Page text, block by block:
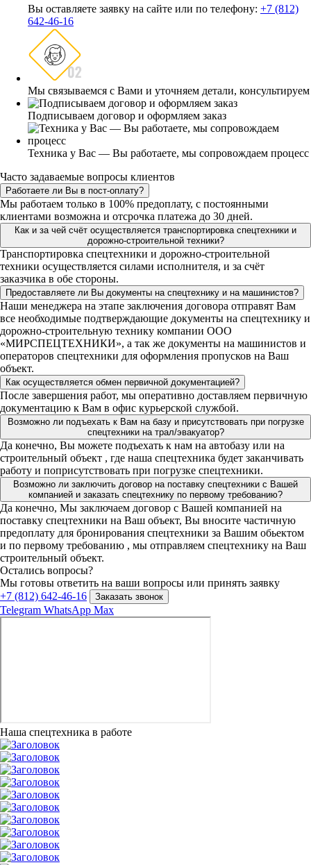
Вы оставляете заявку на сайте или по телефону: +7 (812)
642-46-16
Мы связываемся с Вами и уточняем детали, консультируем
Подписываем договор и оформляем заказ
Техника у Вас — Вы работаете, мы сопровождаем процесс
Часто задаваемые вопросы клиентов
Работаете ли Вы в пост-оплату?
Мы работаем только в 100% предоплату, с постоянными
клиентами возможна и отсрочка платежа до 30 дней.
Как и за чей счёт осуществляется транспортировка спецтехники и
дорожно-строительной техники?
Транспортировка спецтехники и дорожно-строительной
техники осуществляется силами исполнителя, и за счёт
заказчика в обе стороны.
Предоставляете ли Вы документы на спецтехнику и на машинистов?
Наши менеджера на этапе заключения договора отправят Вам
все необходимые подтверждающие документы на спецтехнику и
дорожно-строительную технику компании ООО
«МИРСПЕЦТЕХНИКИ», а так же документы на машинистов и
операторов спецтехники для оформления пропусков на Ваш
объект.
Как осуществляется обмен первичной документацией?
После завершения работ, мы оперативно доставляем первичную
документацию к Вам в офис курьерской службой.
Возможно ли подъехать к Вам на базу и присутствовать при погрузке
спецтехники на трал/эвакуатор?
Да конечно, Вы можете подъехать к нам на автобазу или на
строительный объект , где наша спецтехника будет заканчивать
работу и поприсутствовать при погрузке спецтехники.
Возможно ли заключить договор на поставку спецтехники с Вашей
компанией и заказать спецтехнику по первому требованию?
Да конечно, Мы заключаем договор с Вашей компанией на
поставку спецтехники на Ваш объект, Вы вносите частичную
предоплату для бронирования спецтехники за Вашим обьектом
и по первому требованию , мы отправляем спецтехнику на Ваш
строительный объект.
Остались вопросы?
Мы готовы ответить на ваши вопросы или принять заявку
+7 (812) 642-46-16
Заказать звонок
Telegram WhatsApp Max
Наша спецтехника в работе